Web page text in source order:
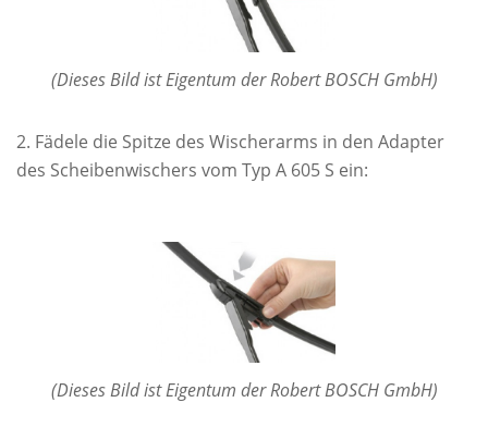
(Dieses Bild ist Eigentum der Robert BOSCH GmbH)
Fädele die Spitze des Wischerarms in den Adapter
des Scheibenwischers vom Typ A 605 S ein:
(Dieses Bild ist Eigentum der Robert BOSCH GmbH)